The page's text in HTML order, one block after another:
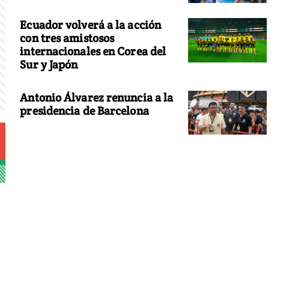
Ecuador volverá a la acción
con tres amistosos
internacionales en Corea del
Sur y Japón
Antonio Álvarez renuncia a la
presidencia de Barcelona